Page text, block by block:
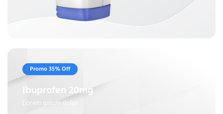
Promo 35% Off
Ibuprofen 20mg
Lorem ipsum dolor.